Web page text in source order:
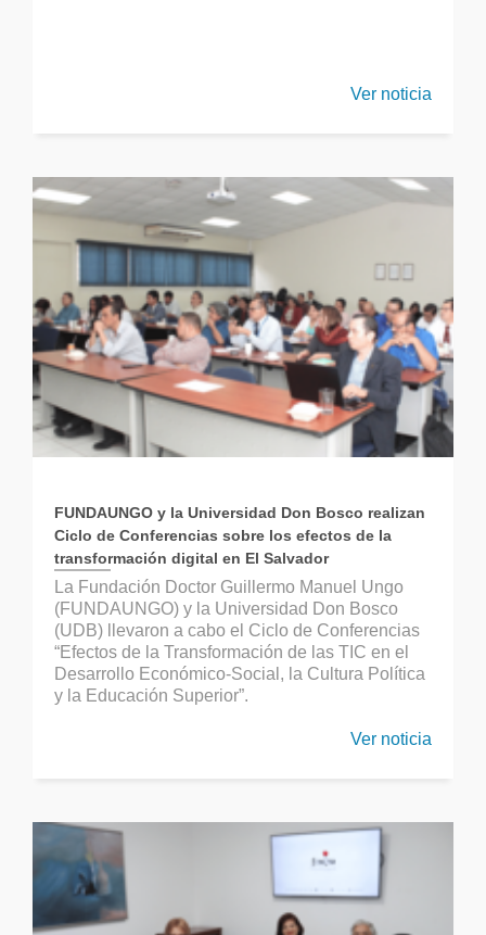
Ver noticia
FUNDAUNGO y la Universidad Don Bosco realizan
Ciclo de Conferencias sobre los efectos de la
transformación digital en El Salvador
La Fundación Doctor Guillermo Manuel Ungo
(FUNDAUNGO) y la Universidad Don Bosco
(UDB) llevaron a cabo el Ciclo de Conferencias
“Efectos de la Transformación de las TIC en el
Desarrollo Económico-Social, la Cultura Política
y la Educación Superior”.
Ver noticia